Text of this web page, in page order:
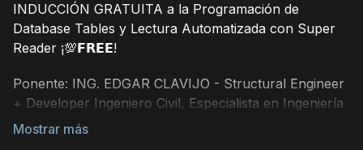
INDUCCIÓN GRATUITA a la Programación de
Database Tables y Lectura Automatizada con Super
Reader ¡💯𝗙𝗥𝗘𝗘!
Ponente: ING. EDGAR CLAVIJO - Structural Engineer
+ Developer Ingeniero Civil, Especialista en Ingeniería
Estructural, es Desarrollador de Software, entre sus